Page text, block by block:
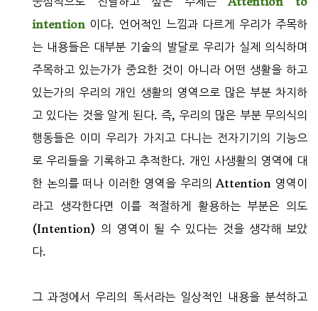
intention 이다. 언어적인 느낌과 다르게 우리가 주목하
는 내용들은 대부분 기술의 발달로 우리가 실제 의식하며
주목하고 있는가가 중요한 것이 아니라 어떤 생활을 하고
있는가의 우리의 개인 생활의 영역으로 많은 부분 차지하
고 있다는 것을 알게 된다. 즉, 우리의 많은 부분 무의식의
행동들은 이미 우리가 가지고 다니는 전자기기의 기능으
로 우리들을 기록하고 추적한다. 개인 사생활의 영역에 대
한 논의를 떠나 이러한 영역을 우리의 Attention 영역이
라고 생각한다면 이를 적절하게 활용하는 부분은 의도
(Intention) 의 영역이 될 수 있다는 것을 생각해 보았
다.
그 과정에서 우리의 독서라는 일상적인 내용을 분석하고